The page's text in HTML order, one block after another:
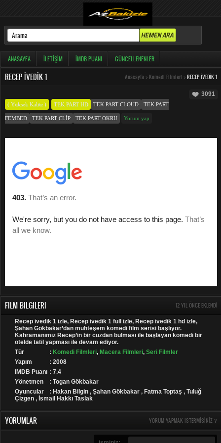
ANASAYFA İLETIŞIM İMDB PUANI GÜNCELLENENLER
RECEP İVEDIK 1 Anasayfa > Komedi Filmleri > RECEP İVEDIK 1
3091
( Yüksek Kalite ) TEK PART HD TEK PART CLOUD TEK PART
FEMBED TEK PART CLIP TEK PART OKRU Yorum yap
FILM BILGILERI 12 YIL ÖNCE EKLENDI
Recep ivedik 1 izle, Recep ivedik 1 full izle, Recep ivedik 1 hd izle,
Şahan Gökbakar’dan muhteşem komedi film serisi başlıyor.
Kahramanımız Recep’in bir cüzdan bulması ile başlayan komedi bir
otelde tatil yapması ile devam ediyor.
Tür
: Komedi Filmleri, Macera Filmleri, Seri Filmler
Yapım
: 2008
IMDB Puanı : 7.4
Yönetmen
: Togan Gökbakar
Oyuncular
: Hakan Bilgin , Şahan Gökbakar , Fatma Toptaş , Tuluğ
Çizgen , İsmail Hakkı Taslak
YORUMLAR YORUM YAPMAK ISTERMISINIZ ?